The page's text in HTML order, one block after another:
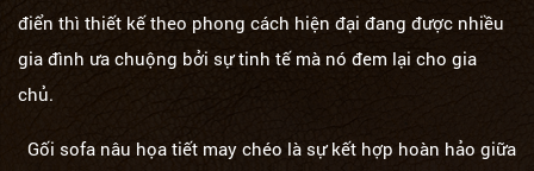
điển thì thiết kế theo phong cách hiện đại đang được nhiều
gia đình ưa chuộng bởi sự tinh tế mà nó đem lại cho gia
chủ.
Gối sofa nâu họa tiết may chéo là sự kết hợp hoàn hảo giữa